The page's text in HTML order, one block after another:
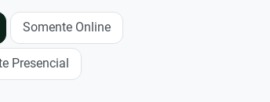
Somente Online
Presencial